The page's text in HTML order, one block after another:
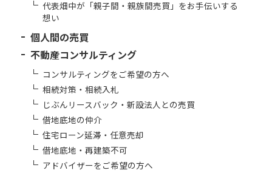
代表畑中が「親子間・親族間売買」をお手伝いする
想い
個人間の売買
不動産コンサルティング
コンサルティングをご希望の方へ
相続対策・相続入札
じぶんリースバック・新設法人との売買
借地底地の仲介
住宅ローン延滞・任意売却
借地底地・再建築不可
アドバイザーをご希望の方へ